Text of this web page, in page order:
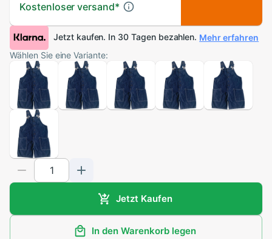
Kostenloser versand*
Jetzt kaufen. In 30 Tagen bezahlen. Mehr erfahren
Wählen Sie eine Variante:
Jetzt Kaufen
In den Warenkorb legen